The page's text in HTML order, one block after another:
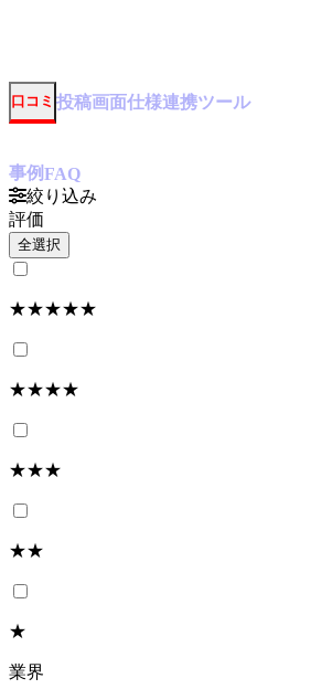
口コミ 投稿画面仕様連携ツール
事例FAQ
絞り込み
評価
全選択
★★★★★
★★★★
★★★
★★
★
業界